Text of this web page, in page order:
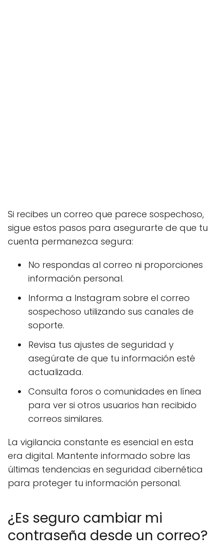
Si recibes un correo que parece sospechoso,
sigue estos pasos para asegurarte de que tu
cuenta permanezca segura:
No respondas al correo ni proporciones
información personal.
Informa a Instagram sobre el correo
sospechoso utilizando sus canales de
soporte.
Revisa tus ajustes de seguridad y
asegúrate de que tu información esté
actualizada.
Consulta foros o comunidades en línea
para ver si otros usuarios han recibido
correos similares.
La vigilancia constante es esencial en esta
era digital. Mantente informado sobre las
últimas tendencias en seguridad cibernética
para proteger tu información personal.
¿Es seguro cambiar mi
contraseña desde un correo?